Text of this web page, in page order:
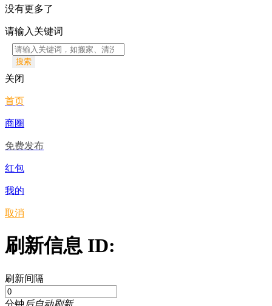
没有更多了
请输入关键词
搜索
关闭
首页
商圈
免费发布
红包
我的
取消
刷新信息 ID:
刷新间隔
分钟 后自动刷新